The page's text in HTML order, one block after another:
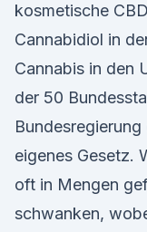
kosmetische
Cannabidiol in
Cannabis in den
der 50
eigenes Gesetz.
oft in Mengen
schwanken,